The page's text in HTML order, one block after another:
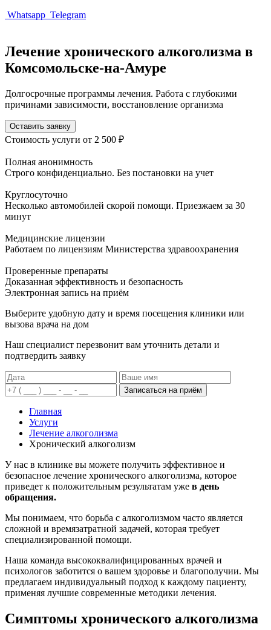
Whatsapp Telegram
Лечение хронического алкоголизма в
Комсомольске-на-Амуре
Долгосрочные программы лечения. Работа с глубокими
причинами зависимости, восстановление организма
Оставить заявку
Стоимость услуги от 2 500 ₽
Полная анонимность
Строго конфиденциально. Без постановки на учет
Круглосуточно
Несколько автомобилей скорой помощи. Приезжаем за 30
минут
Медицинские лицензии
Работаем по лицензиям Министерства здравоохранения
Проверенные препараты
Доказанная эффективность и безопасность
Электронная запись на приём
Выберите удобную дату и время посещения клиники или
вызова врача на дом
Наш специалист перезвонит вам уточнить детали и
подтвердить заявку
Записаться на приём
Главная
Услуги
Лечение алкоголизма
Хронический алкоголизм
У нас в клинике вы можете получить эффективное и
безопасное лечение хронического алкоголизма, которое
приведет к положительным результатам уже в день
обращения.
Мы понимаем, что борьба с алкоголизмом часто является
сложной и времязатратной задачей, которая требует
специализированной помощи.
Наша команда высококвалифицированных врачей и
психологов заботится о вашем здоровье и благополучии. Мы
предлагаем индивидуальный подход к каждому пациенту,
применяя лучшие современные методики лечения.
Симптомы хронического алкоголизма